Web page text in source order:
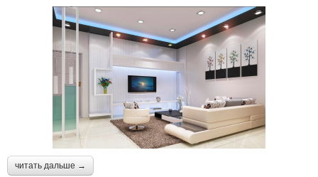
читать дальше →